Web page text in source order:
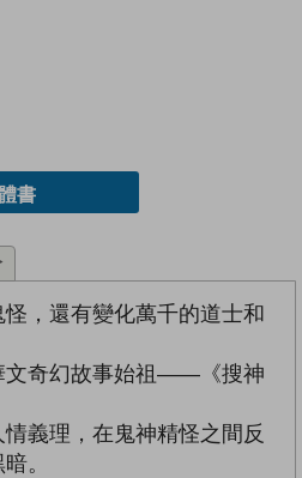
書
，還有變化萬千的道士和
文奇幻故事始祖——《搜神
義理，在鬼神精怪之間反
。